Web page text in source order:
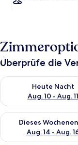
Überprüfe die
Heute Nacht
Aug. 10 - Aug. 11
Überprüfe die
Dieses
Aug. 14 - Aug.
Überprüfe die